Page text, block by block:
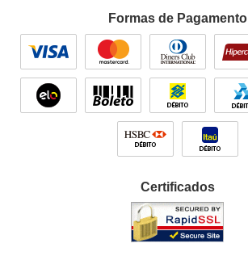
Formas de Pagamento
Certificados